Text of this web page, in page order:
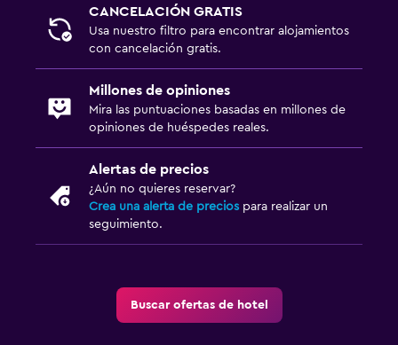
CANCELACIÓN GRATIS
Usa nuestro filtro para encontrar alojamientos
con cancelación gratis.
Millones de opiniones
Mira las puntuaciones basadas en millones de
opiniones de huéspedes reales.
Alertas de precios
¿Aún no quieres reservar?
Crea una alerta de precios para realizar un
seguimiento.
Buscar ofertas de hotel